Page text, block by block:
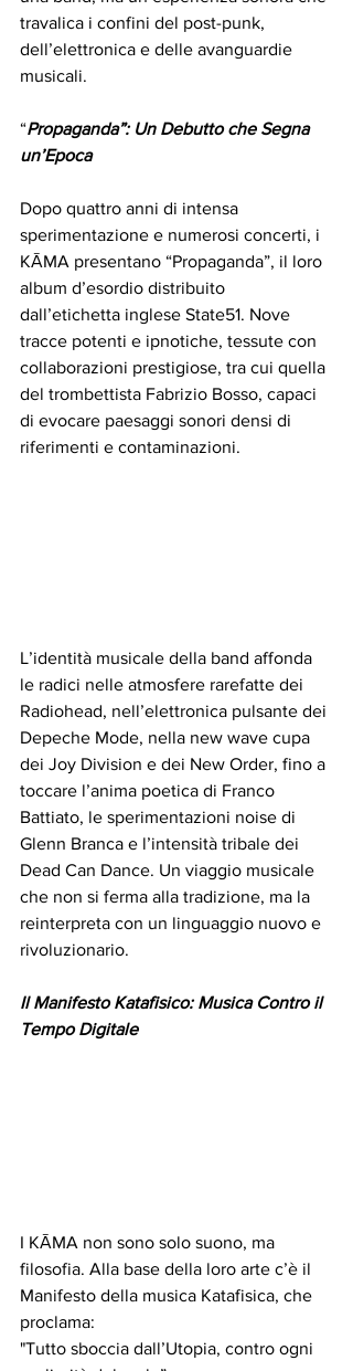
travalica i confini del post-punk,
dell’elettronica e delle avanguardie
musicali.
“Propaganda”: Un Debutto che Segna
un’Epoca
Dopo quattro anni di intensa
sperimentazione e numerosi concerti, i
KĀMA presentano “Propaganda”, il loro
album d’esordio distribuito
dall’etichetta inglese State51. Nove
tracce potenti e ipnotiche, tessute con
collaborazioni prestigiose, tra cui quella
del trombettista Fabrizio Bosso, capaci
di evocare paesaggi sonori densi di
riferimenti e contaminazioni.
L’identità musicale della band affonda
le radici nelle atmosfere rarefatte dei
Radiohead, nell’elettronica pulsante dei
Depeche Mode, nella new wave cupa
dei Joy Division e dei New Order, fino a
toccare l’anima poetica di Franco
Battiato, le sperimentazioni noise di
Glenn Branca e l’intensità tribale dei
Dead Can Dance. Un viaggio musicale
che non si ferma alla tradizione, ma la
reinterpreta con un linguaggio nuovo e
rivoluzionario.
Il Manifesto Katafisico: Musica Contro il
Tempo Digitale
I KĀMA non sono solo suono, ma
filosofia. Alla base della loro arte c’è il
Manifesto della musica Katafisica, che
proclama:
"Tutto sboccia dall’Utopia, contro ogni